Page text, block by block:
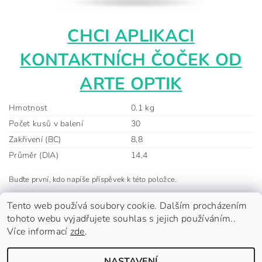
CHCI APLIKACI
KONTAKTNÍCH ČOČEK OD
ARTE OPTIK
Hmotnost
0.1 kg
Počet kusů v balení
30
Zakřivení (BC)
8,8
Průměr (DIA)
14,4
Buďte první, kdo napíše příspěvek k této položce.
Přidat komentář
Tento web používá soubory cookie. Dalším procházením
tohoto webu vyjadřujete souhlas s jejich používáním..
Více informací zde.